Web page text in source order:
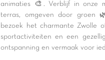
animaties 🎨. Verblijf in onze
terras, omgeven door groen
bezoek het charmante Zwolle
sportactiviteiten en een
ontspanning en vermaak voor